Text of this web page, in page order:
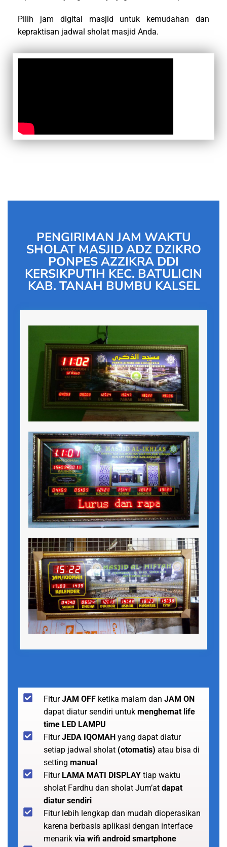
Pilih jam digital masjid untuk kemudahan dan
kepraktisan jadwal sholat masjid Anda.
PENGIRIMAN JAM WAKTU
SHOLAT MASJID ADZ DZIKRO
PONPES AZZIKRA DDI
KERSIKPUTIH KEC. BATULICIN
KAB. TANAH BUMBU KALSEL
FiturJAM OFF ketika malam dan JAM ON
dapat diatur sendiri untuk menghemat life
time LED LAMPU
FiturJEDA IQOMAH yang dapat diatur
setiap jadwal sholat (otomatis) atau bisa di
setting manual
Fitur LAMA MATI DISPLAY tiap waktu
sholat Fardhu dan sholat Jum’at dapat
diatur sendiri
Fitur lebih lengkap dan mudah dioperasikan
karena berbasis aplikasi dengan interface
menarik via wifi android smartphone